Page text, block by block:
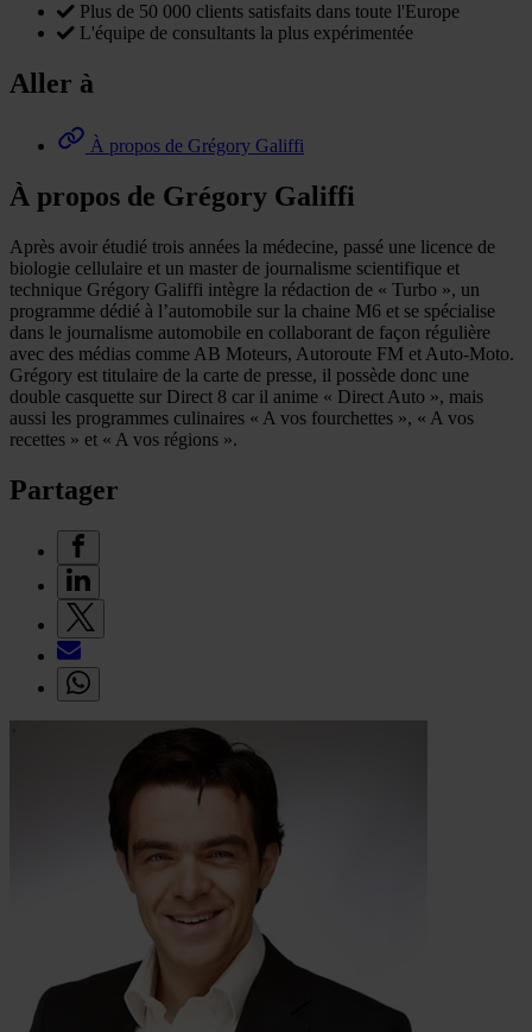
Plus de 50 000 clients satisfaits dans toute l'Europe
L'équipe de consultants la plus expérimentée
Aller à
À propos de Grégory Galiffi
À propos de Grégory Galiffi
Après avoir étudié trois années la médecine, passé une licence de
biologie cellulaire et un master de journalisme scientifique et
technique Grégory Galiffi intègre la rédaction de « Turbo », un
programme dédié à l’automobile sur la chaine M6 et se spécialise
dans le journalisme automobile en collaborant de façon régulière
avec des médias comme AB Moteurs, Autoroute FM et Auto-Moto.
Grégory est titulaire de la carte de presse, il possède donc une
double casquette sur Direct 8 car il anime « Direct Auto », mais
aussi les programmes culinaires « A vos fourchettes », « A vos
recettes » et « A vos régions ».
Partager